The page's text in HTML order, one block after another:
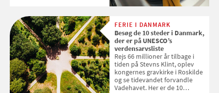
enkle råd til at spare penge på
tøjvasken
FERIE I DANMARK
Besøg de 10 steder i Danmark,
der er på UNESCO’s
verdensarvsliste
Rejs 66 millioner år tilbage i
tiden på Stevns Klint, oplev
kongernes gravkirke i Roskilde
og se tidevandet forvandle
Vadehavet. Her er de 10